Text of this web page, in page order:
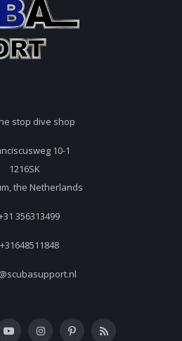
stop dive shop
10-1
1216SK
the Netherlands
356313499
+31648511848